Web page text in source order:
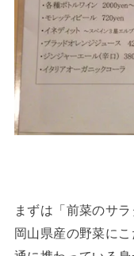
まずは「前菜のサラ
岡山県産の野菜に